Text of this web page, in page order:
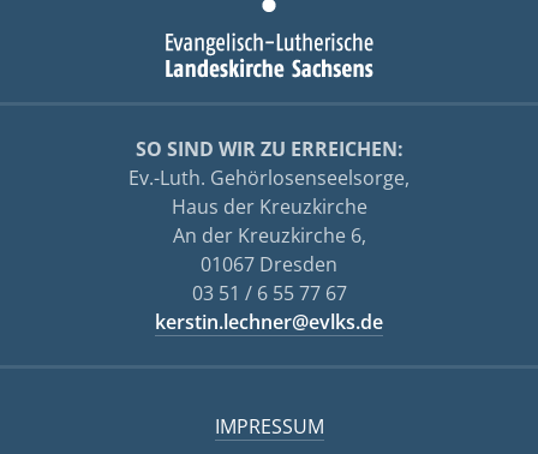
SO SIND WIR ZU ERREICHEN:
Ev.-Luth. Gehörlosenseelsorge,
Haus der Kreuzkirche
An der Kreuzkirche 6,
01067 Dresden
03 51 / 6 55 77 67
kerstin.lechner@evlks.de
IMPRESSUM